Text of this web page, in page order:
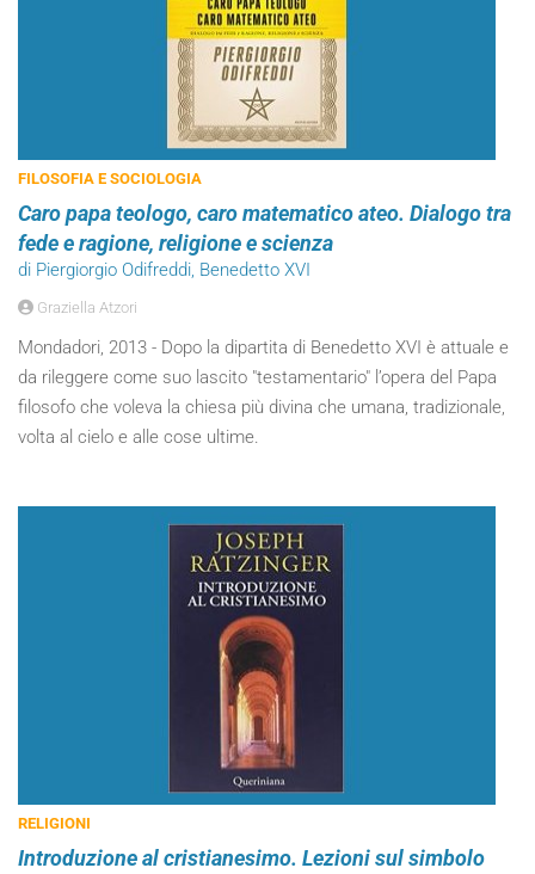
FILOSOFIA E SOCIOLOGIA
Caro papa teologo, caro matematico ateo. Dialogo tra
fede e ragione, religione e scienza
di Piergiorgio Odifreddi, Benedetto XVI
Graziella Atzori
Mondadori, 2013 - Dopo la dipartita di Benedetto XVI è attuale e
da rileggere come suo lascito "testamentario" l’opera del Papa
filosofo che voleva la chiesa più divina che umana, tradizionale,
volta al cielo e alle cose ultime.
RELIGIONI
Introduzione al cristianesimo. Lezioni sul simbolo